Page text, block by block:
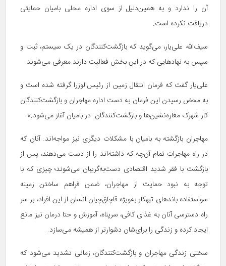
آن را ندارد و به همین‌دلیل از سوی اداره محلی بامیان حمایتی
دریافت نکرده است.
سیف‌الله علی‌یار، می‌گوید که بازگشت‌کنندگان در یک سیستم، ثبت و
سپس به نهادهایی که در این بخش فعالیت دارند معرفی می‌شوند.
علی‌یار گفت که فرمان انتقال زمین از رئیس‌الوزرا گرفته شده است و
به محض رسیدن این فرمان به دست اداره مهاجران و بازگشت‌کنندگان
کار شهرک مغاره‌نشین‌ها و بازگشت‌کنندگان در بامیان آغاز می‌شود.»
مهاجران بازگشته به بامیان با مشکلات دیگری نیز مواجه‌اند. آنان که
در راه مهاجرات تمام آن‌چه که داشته‌اند را از دست می‌دهند، پس از
بازگشت با فقر شدید اقتصادی دست‌به‌گریبان می‌شوند؛ چیزی که با
توجه به نبود حمایت از مهاجران، ضمن فراهم ساختن زمینه
سواستفاده باندهای تبهکار به‌ویژه قاچاق‌چیان انسان از این افراد، بر سر
راه دسترسی آنان‌ به غذای کافی، سرپناه، آموزش و حتا درمان نیز مانع
ایجاد کرده و زندگی را برای‌شان دشوارتر از همیشه می‌سازد.
سختی زندگی مهاجران و بازگشت‌کنندگان، زمانی تشدید می‌شود که